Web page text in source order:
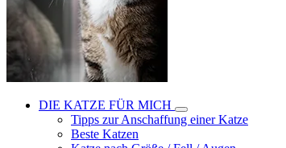
DIE KATZE FÜR MICH
Tipps zur Anschaffung einer Katze
Beste Katzen